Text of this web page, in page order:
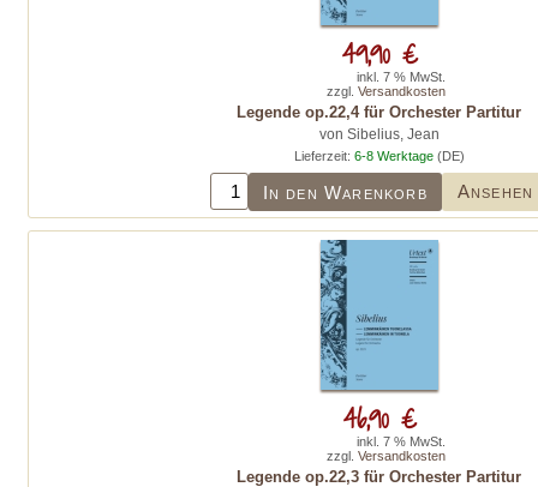
Legende op.22,4 für Orchester Partitur
von Sibelius, Jean
Lieferzeit: 6-8 Werktage(DE)
In den Warenkorb Ansehen
49,90 €
inkl. 7 % MwSt.
zzgl. Versandkosten
Legende op.22,3 für Orchester Partitur
46,90 €
inkl. 7 % MwSt.
zzgl. Versandkosten